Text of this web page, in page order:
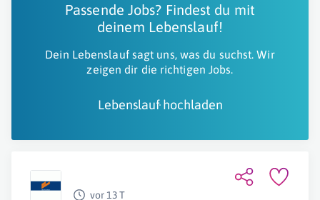
Passende Jobs? Findest du mit
deinem Lebenslauf!
Dein Lebenslauf sagt uns, was du suchst. Wir
zeigen dir die richtigen Jobs.
Lebenslauf hochladen
vor 13 T